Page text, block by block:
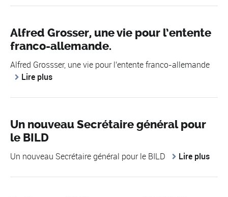
Alfred Grosser, une vie pour l’entente
franco-allemande.
Alfred Grossser, une vie pour l'entente franco-allemande
Lire plus
Un nouveau Secrétaire général pour
le BILD
Un nouveau Secrétaire général pour le BILD Lire plus